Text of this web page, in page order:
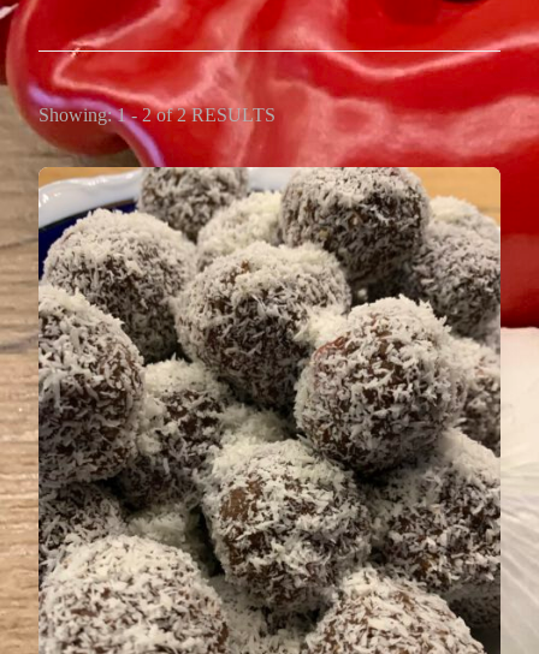
Showing: 1 - 2 of 2 RESULTS